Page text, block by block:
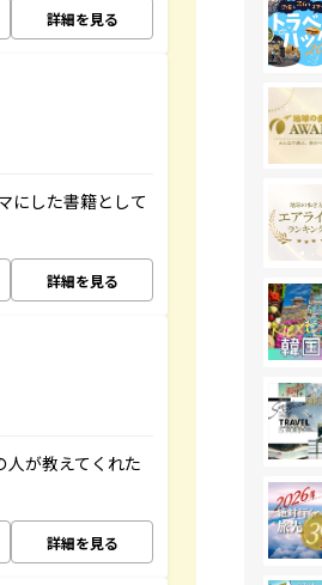
詳細を見る
にした書籍として
詳細を見る
が教えてくれた
詳細を見る